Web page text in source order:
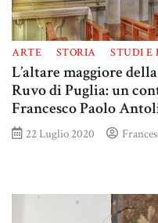
ARTE STORIA STUDI E
L’altare maggiore
Ruvo di Puglia: un
Francesco Paolo
22 Luglio 2020